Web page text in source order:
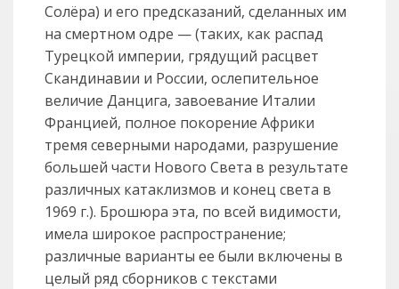
Солёра) и его предсказаний, сделанных им
на смертном одре — (таких, как распад
Турецкой империи, грядущий расцвет
Скандинавии и России, ослепительное
величие Данцига, завоевание Италии
Францией, полное покорение Африки
тремя северными народами, разрушение
большей части Нового Света в результате
различных катаклизмов и конец света в
1969 г.). Брошюра эта, по всей видимости,
имела широкое распространение;
различные варианты ее были включены в
целый ряд сборников с текстами